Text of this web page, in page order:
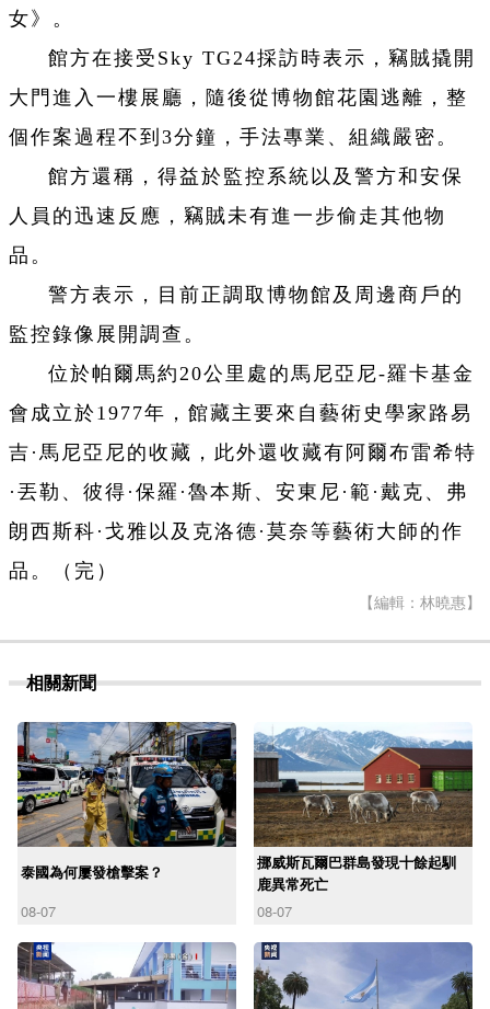
女》。
館方在接受Sky TG24採訪時表示，竊賊撬開
大門進入一樓展廳，隨後從博物館花園逃離，整
個作案過程不到3分鐘，手法專業、組織嚴密。
館方還稱，得益於監控系統以及警方和安保
人員的迅速反應，竊賊未有進一步偷走其他物
品。
警方表示，目前正調取博物館及周邊商戶的
監控錄像展開調查。
位於帕爾馬約20公里處的馬尼亞尼-羅卡基金
會成立於1977年，館藏主要來自藝術史學家路易
吉·馬尼亞尼的收藏，此外還收藏有阿爾布雷希特
·丟勒、彼得·保羅·魯本斯、安東尼·範·戴克、弗
朗西斯科·戈雅以及克洛德·莫奈等藝術大師的作
品。（完）
【編輯：林曉惠】
相關新聞
泰國為何屢發槍擊案？
08-07
挪威斯瓦爾巴群島發現十餘起馴
鹿異常死亡
08-07